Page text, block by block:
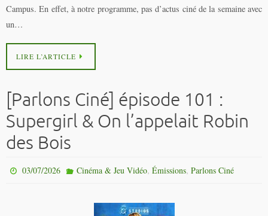
Campus. En effet, à notre programme, pas d’actus ciné de la semaine avec
un…
LIRE L’ARTICLE
[Parlons Ciné] épisode 101 :
Supergirl & On l’appelait Robin
des Bois
03/07/2026 Cinéma & Jeu Vidéo, Émissions, Parlons Ciné